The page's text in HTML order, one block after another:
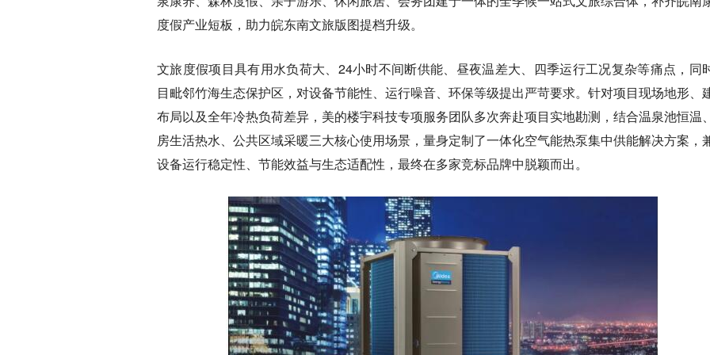
度假产业短板，助力皖东南文旅版图提档升级。
文旅度假项目具有用水负荷大、24小时不间断供能、昼夜温差大、四季运行工况复杂等痛点，同
目毗邻竹海生态保护区，对设备节能性、运行噪音、环保等级提出严苛要求。针对项目现场地形、
布局以及全年冷热负荷差异，美的楼宇科技专项服务团队多次奔赴项目实地勘测，结合温泉池恒温
房生活热水、公共区域采暖三大核心使用场景，量身定制了一体化空气能热泵集中供能解决方案，
设备运行稳定性、节能效益与生态适配性，最终在多家竞标品牌中脱颖而出。